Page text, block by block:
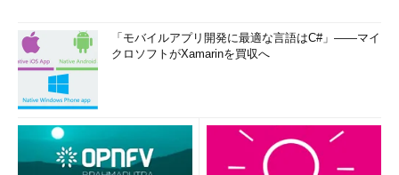
「モバイルアプリ開発に最適な言語はC#」――マイ
クロソフトがXamarinを買収へ